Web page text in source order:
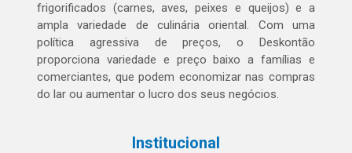
frigorificados (carnes, aves, peixes e queijos) e a
ampla variedade de culinária oriental. Com uma
política agressiva de preços, o Deskontão
proporciona variedade e preço baixo a famílias e
comerciantes, que podem economizar nas compras
do lar ou aumentar o lucro dos seus negócios.
Institucional